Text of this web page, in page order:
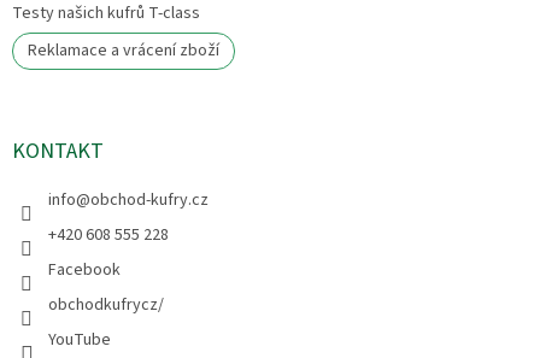
Testy našich kufrů T-class
Reklamace a vrácení zboží
KONTAKT
info@obchod-kufry.cz
+420 608 555 228
Facebook
obchodkufrycz/
YouTube